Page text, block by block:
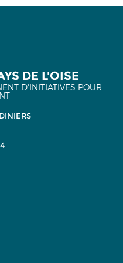
DE L'OISE
D'INITIATIVES POUR